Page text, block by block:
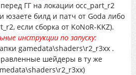
ГГ на локации occ_part_r2
юзаете билд и патч от Godа либо
если сборка от KoNoR-KKZ).
инструкции по запуску:
gamedata\shaders\r2_r3xx .
шейдеры в ту же